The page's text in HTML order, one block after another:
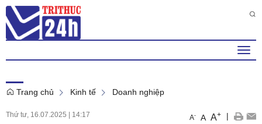
Trang chủ Kinh tế Doanh nghiệp
Thứ tư, 16.07.2025 | 14:17 A- A A+ |